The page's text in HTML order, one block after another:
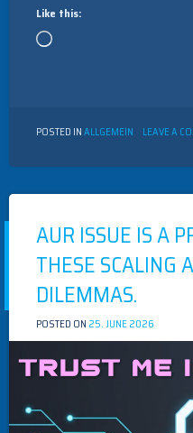
Like this:
Loading…
POSTED INALLGEMEIN LEAVE A
AUR ISSUE IS A
THESE SCALING
DILEMMAS.
POSTED ON 25. JUNE 2026